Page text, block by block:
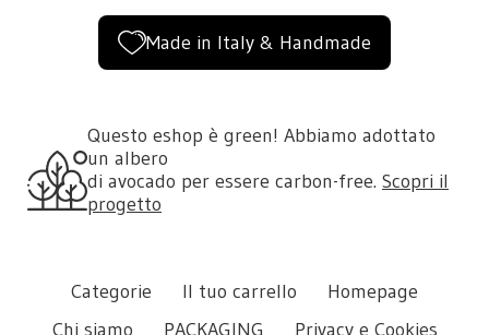
Made in Italy & Handmade
Questo eshop è green! Abbiamo adottato
un albero
di avocado per essere carbon-free. Scopri il
progetto
Categorie Il tuo carrello
Homepage
Chi siamo
PACKAGING Privacy e Cookies